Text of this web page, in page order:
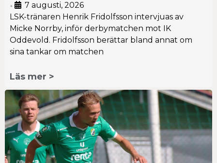
•
7 augusti, 2026
LSK-tränaren Henrik Fridolfsson intervjuas av
Micke Norrby, inför derbymatchen mot IK
Oddevold. Fridolfsson berättar bland annat om
sina tankar om matchen
Läs mer >